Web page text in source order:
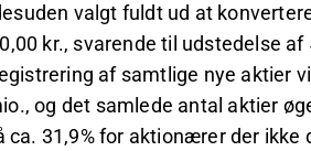
valgt fuldt ud at
kr., svarende til udstedelse af
af samtlige nye aktier
og det samlede antal aktier
31,9% for aktionærer der ikke